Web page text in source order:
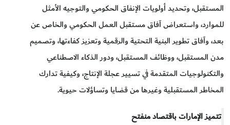
المستقبل، وتحديد أولويات الإنفاق الحكومي والتوجيه الأمثل
للموارد، واستعراض آفاق مستقبل العمل الحكومي والخاص عن
بعد، وآفاق تطوير البنية التحتية والرقمية وتعزيز كفاءتها، وتصميم
مدن المستقبل، ووظائف المستقبل، ودور الذكاء الاصطناعي
والتكنولوجيات المتقدمة في تسيير عجلة الإنتاج، وكيفية تدارك
المخاطر المستقبلية وغيرها من قضايا وتساؤلات حيوية.
تتميز الإمارات باقتصاد منفتح